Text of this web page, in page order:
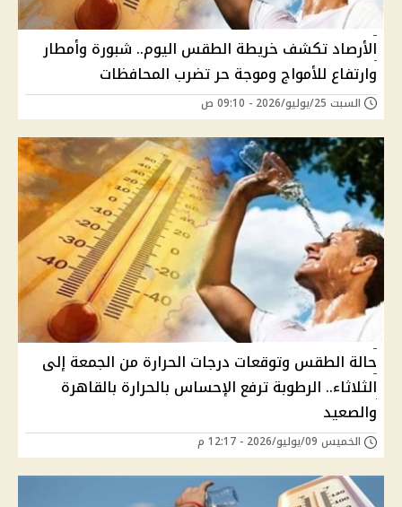
الأرصاد تكشف خريطة الطقس اليوم.. شبورة وأمطار
وارتفاع للأمواج وموجة حر تضرب المحافظات
السبت 25/يوليو/2026 - 09:10 ص
حالة الطقس وتوقعات درجات الحرارة من الجمعة إلى
الثلاثاء.. الرطوبة ترفع الإحساس بالحرارة بالقاهرة
والصعيد
الخميس 09/يوليو/2026 - 12:17 م